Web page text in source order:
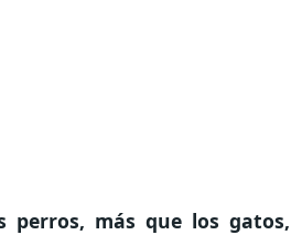
perros, más que los gatos,